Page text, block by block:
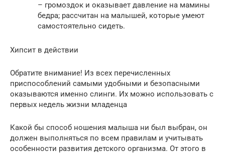
– громоздок и оказывает давление на мамины
бедра; рассчитан на малышей, которые умеют
самостоятельно сидеть.
Хипсит в действии
Обратите внимание! Из всех перечисленных
приспособлений самыми удобными и безопасными
оказываются именно слинги. Их можно использовать с
первых недель жизни младенца
Какой бы способ ношения малыша ни был выбран, он
должен выполняться по всем правилам и учитывать
особенности развития детского организма. От этого в